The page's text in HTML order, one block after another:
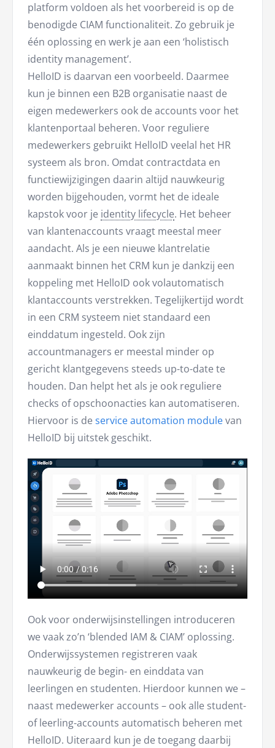
platform voldoen als het voorbereid is op de
benodigde CIAM functionaliteit. Zo gebruik je
één oplossing en werk je aan een ‘holistisch
identity management’.
HelloID is daarvan een voorbeeld. Daarmee
kun je binnen een B2B organisatie naast de
eigen medewerkers ook de accounts voor het
klantenportaal beheren. Voor reguliere
medewerkers gebruikt HelloID veelal het HR
systeem als bron. Omdat contractdata en
functiewijzigingen daarin altijd nauwkeurig
worden bijgehouden, vormt het de ideale
kapstok voor je identity lifecycle. Het beheer
van klantenaccounts vraagt meestal meer
aandacht. Als je een nieuwe klantrelatie
aanmaakt binnen het CRM kun je dankzij een
koppeling met HelloID ook volautomatisch
klantaccounts verstrekken. Tegelijkertijd wordt
in een CRM systeem niet standaard een
einddatum ingesteld. Ook zijn
accountmanagers er meestal minder op
gericht klantgegevens steeds up-to-date te
houden. Dan helpt het als je ook reguliere
checks of opschoonacties kan automatiseren.
Hiervoor is de service automation modulevan
HelloID bij uitstek geschikt.
Ook voor onderwijsinstellingen introduceren
we vaak zo’n ‘blended IAM & CIAM’ oplossing.
Onderwijssystemen registreren vaak
nauwkeurig de begin- en einddata van
leerlingen en studenten. Hierdoor kunnen we –
naast medewerker accounts – ook alle student-
of leerling-accounts automatisch beheren met
HelloID. Uiteraard kun je de toegang daarbij